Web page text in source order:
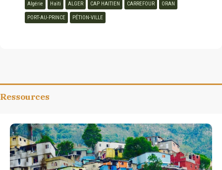
Algérie Haïti ALGER CAP HAITIEN CARREFOUR ORAN
PORT-AU-PRINCE PÉTION-VILLE
Ressources